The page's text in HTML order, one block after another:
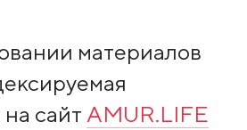
материалов
сайт AMUR.LIFE